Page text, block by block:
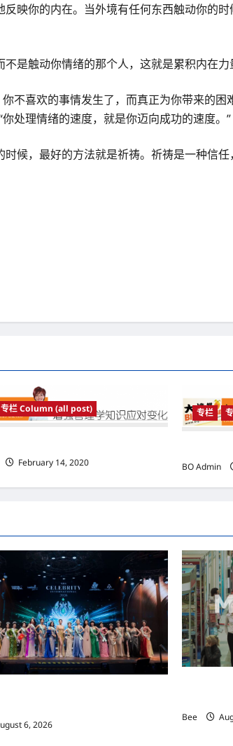
映你的内在。当外境有任何东西触动你的
是触动你情绪的那个人，这就是累积内在力
不喜欢的事情发生了，而真正为你带来的
处理情绪的速度，就是你迈向成功的速度。”
候，最好的方法就是祈祷。祈祷是一种信
专栏 Column (all post)
February 14, 2020
专栏
BO Admin
6, 2026
Bee